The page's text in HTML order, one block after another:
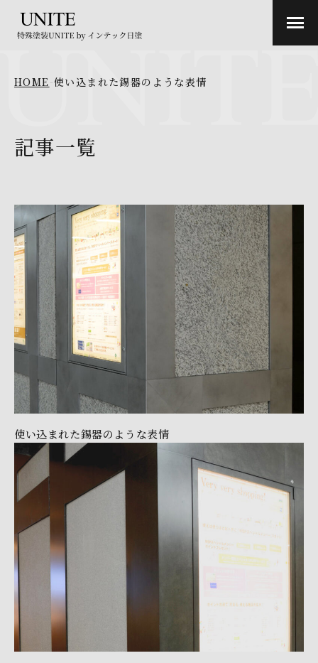
HOME-使い込まれた錫器のような表情
記事一覧
使い込まれた錫器のような表情